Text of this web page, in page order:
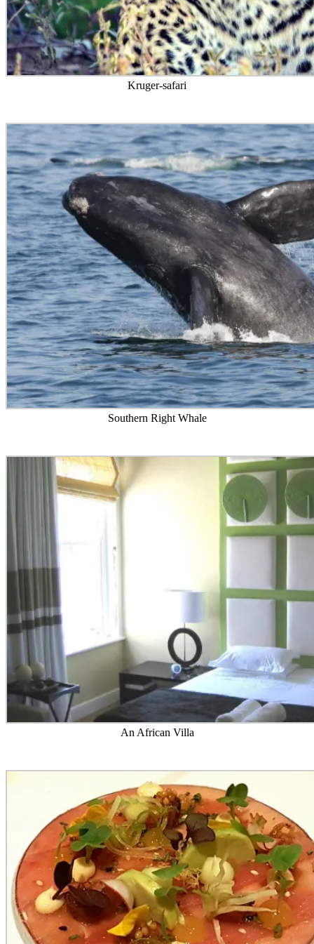
Kruger-safari
Southern Right Whale
An African Villa